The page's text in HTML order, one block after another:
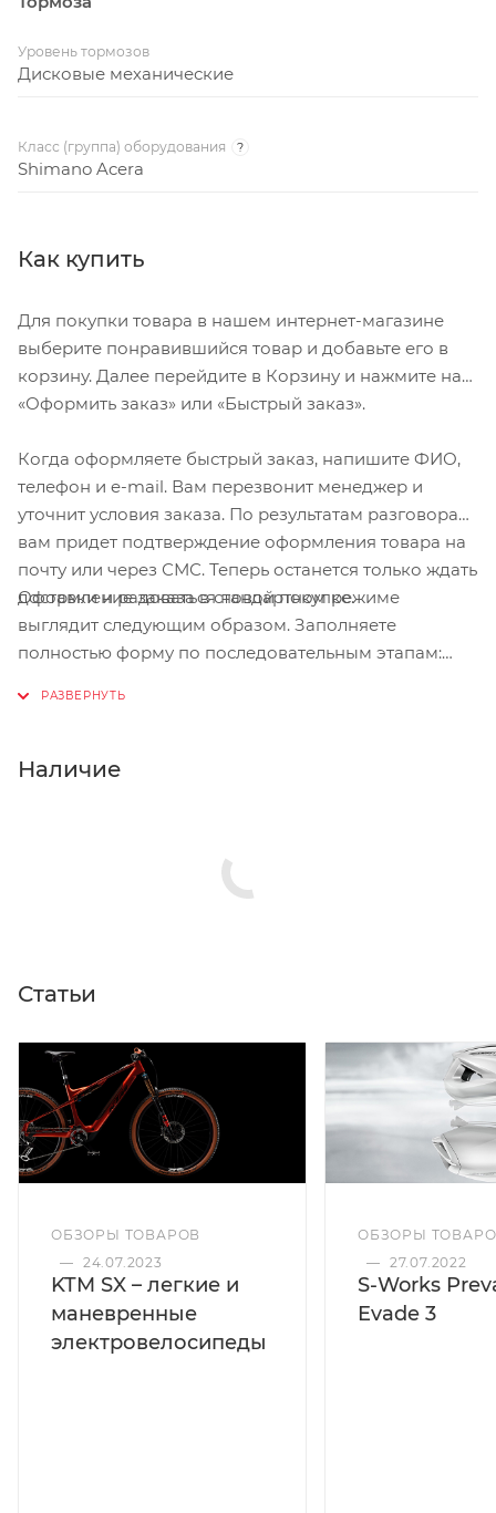
Уровень тормозов
Дисковые механические
Класс (группа) оборудования ?
Shimano Acera
Как купить
Для покупки товара в нашем интернет-магазине
выберите понравившийся товар и добавьте его в
корзину. Далее перейдите в Корзину и нажмите на
«Оформить заказ» или «Быстрый заказ».
Когда оформляете быстрый заказ, напишите ФИО,
телефон и e-mail. Вам перезвонит менеджер и
уточнит условия заказа. По результатам разговора
вам придет подтверждение оформления товара на
почту или через СМС. Теперь останется только ждать
доставки и радоваться новой покупке.
Оформление заказа в стандартном режиме
выглядит следующим образом. Заполняете
полностью форму по последовательным этапам:
Нажмите кнопку «Оформить заказ».
Наличие
Статьи
ОБЗОРЫ ТОВАРОВ
— 24.07.2023
KTM SX – легкие и
маневренные
электровелосипеды
ОБЗОРЫ
— 27.07.2022
S-Works
Evade 3